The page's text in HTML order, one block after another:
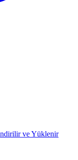
ve Yüklenir